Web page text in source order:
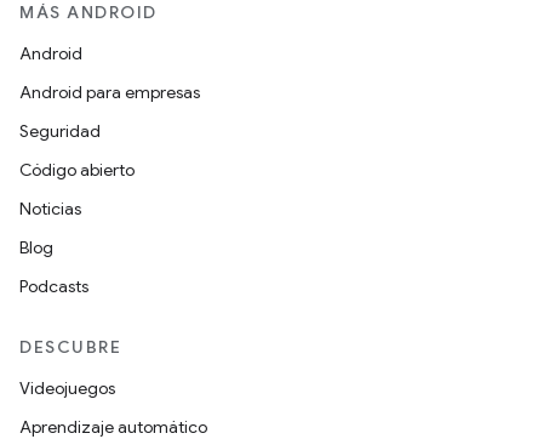
MÁS ANDROID
Android
Android para empresas
Seguridad
Código abierto
Noticias
Blog
Podcasts
DESCUBRE
Videojuegos
Aprendizaje automático